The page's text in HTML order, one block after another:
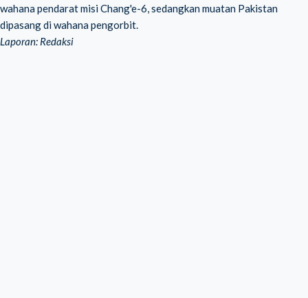
wahana pendarat misi Chang'e-6, sedangkan muatan Pakistan
dipasang di wahana pengorbit.
Laporan: Redaksi